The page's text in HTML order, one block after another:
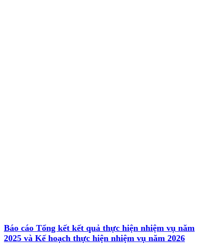
Báo cáo Tổng kết kết quả thực hiện nhiệm vụ năm
2025 và Kế hoạch thực hiện nhiệm vụ năm 2026